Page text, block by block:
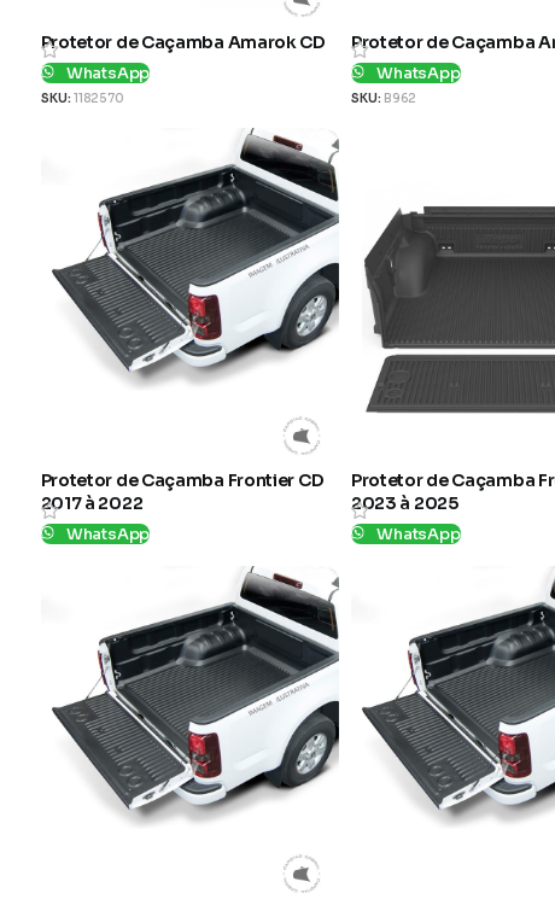
Protetor de Caçamba Amarok CD
WhatsApp
SKU: 1182570
Protetor de Caçamba
WhatsApp
SKU: B962
Protetor de Caçamba Frontier CD
2017 à 2022
WhatsApp
Protetor de Caçamba
2023 à 2025
WhatsApp